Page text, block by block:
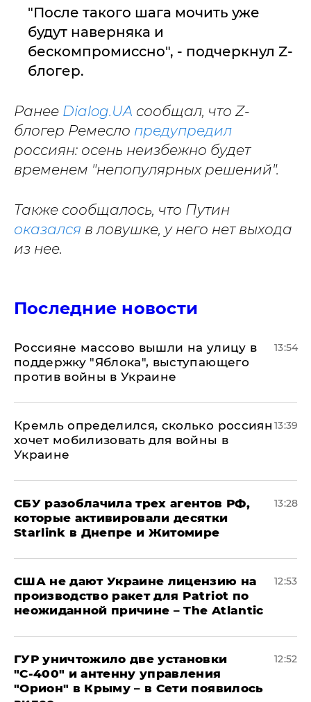
"После такого шага мочить уже
будут наверняка и
бескомпромиссно", - подчеркнул Z-
блогер.
Ранее Dialog.UA сообщал, что Z-
блогер Ремесло предупредил
россиян: осень неизбежно будет
временем "непопулярных решений".
Также сообщалось, что Путин
оказался в ловушке, у него нет выхода
из нее.
Последние новости
Россияне массово вышли на улицу в
поддержку "Яблока", выступающего
против войны в Украине
13:54
Кремль определился, сколько россиян
хочет мобилизовать для войны в
Украине
13:39
СБУ разоблачила трех агентов РФ,
которые активировали десятки
Starlink в Днепре и Житомире
13:28
США не дают Украине лицензию на
производство ракет для Patriot по
неожиданной причине – The Atlantic
12:53
ГУР уничтожило две установки
"С‑400" и антенну управления
"Орион" в Крыму – в Сети появилось
12:52